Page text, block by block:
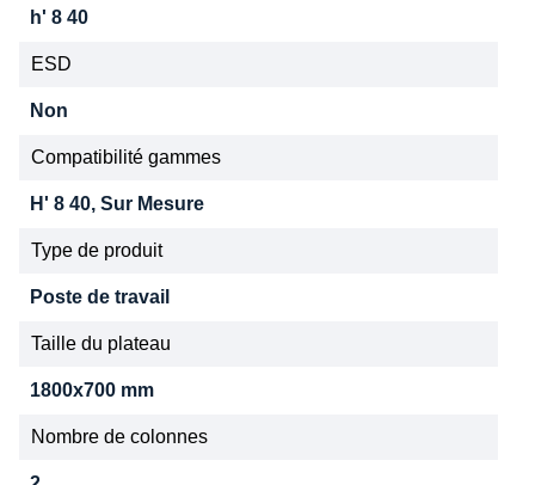
h' 8 40
ESD
Non
Compatibilité gammes
H' 8 40, Sur Mesure
Type de produit
Poste de travail
Taille du plateau
1800x700 mm
Nombre de colonnes